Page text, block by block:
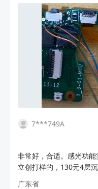
7***749A
非常好，合适。感光功
立创打样的，130元4层
广东省